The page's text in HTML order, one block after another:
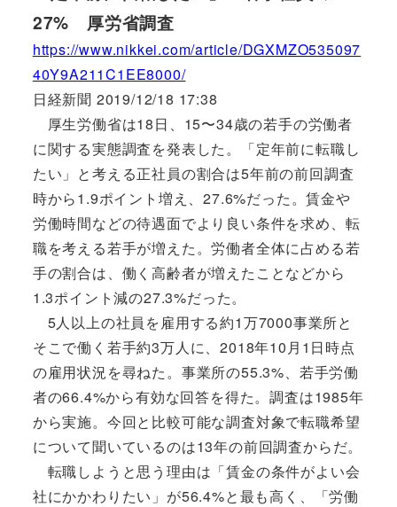
27% 厚労省調査
https://www.nikkei.com/article/DGXMZO535097
40Y9A211C1EE8000/
日経新聞 2019/12/18 17:38
厚生労働省は18日、15〜34歳の若手の労働者
に関する実態調査を発表した。「定年前に転職し
たい」と考える正社員の割合は5年前の前回調査
時から1.9ポイント増え、27.6%だった。賃金や
労働時間などの待遇面でより良い条件を求め、転
職を考える若手が増えた。労働者全体に占める若
手の割合は、働く高齢者が増えたことなどから
1.3ポイント減の27.3%だった。
5人以上の社員を雇用する約1万7000事業所と
そこで働く若手約3万人に、2018年10月1日時点
の雇用状況を尋ねた。事業所の55.3%、若手労働
者の66.4%から有効な回答を得た。調査は1985年
から実施。今回と比較可能な調査対象で転職希望
について聞いているのは13年の前回調査からだ。
転職しようと思う理由は「賃金の条件がよい会
社にかかわりたい」が56.4%と最も高く、「労働